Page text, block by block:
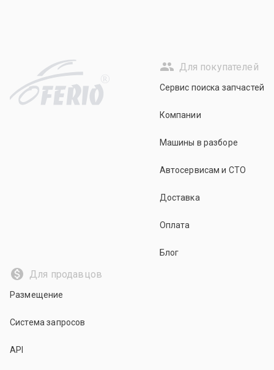
R
Для покупателей
Сервис поиска запчастей
Компании
Машины в разборе
Автосервисам и СТО
Доставка
Оплата
Блог
Для продавцов
Размещение
Система запросов
API